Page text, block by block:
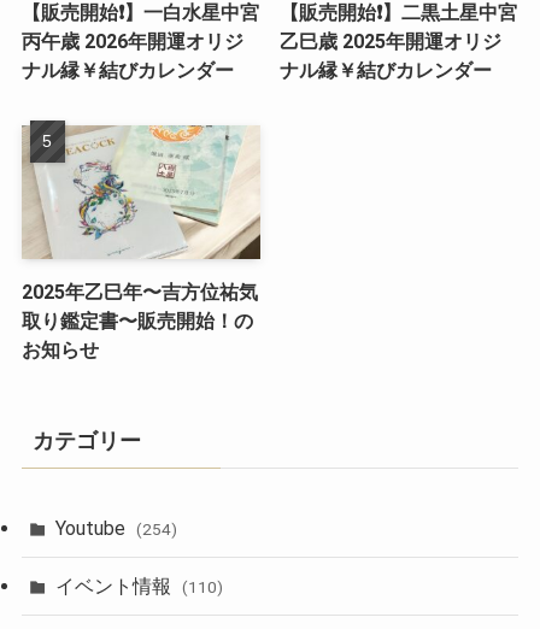
【販売開始❗️】一白水星中宮
丙午歳 2026年開運オリジ
ナル縁￥結びカレンダー
【販売開始❗️】二黒土星中宮
乙巳歳 2025年開運オリジ
ナル縁￥結びカレンダー
2025年乙巳年〜吉方位祐気
取り鑑定書〜販売開始！の
お知らせ
カテゴリー
Youtube (254)
イベント情報 (110)